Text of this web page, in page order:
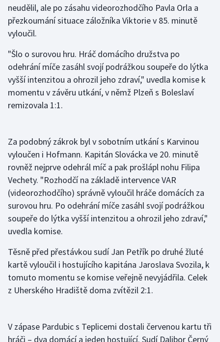
Krasobruslení
Lyže a snowboard
Moderní pětiboj
Olympijské hry
Parasport
Plavání
Plážový volejbal
Ragby
Rychlobruslení
Rychlostní kanoistika
Sportovní střelba
neudělil, ale po zásahu videorozhodčího Pavla Orla a
přezkoumání situace záložníka Viktorie v 85. minutě
vyloučil.
"Šlo o surovou hru. Hráč domácího družstva po
odehrání míče zasáhl svojí podrážkou soupeře do lýtka
vyšší intenzitou a ohrozil jeho zdraví," uvedla komise k
momentu v závěru utkání, v němž Plzeň s Boleslaví
remizovala 1:1.
Za podobný zákrok byl v sobotním utkání s Karvinou
vyloučen i Hofmann. Kapitán Slovácka ve 20. minutě
rovněž nejprve odehrál míč a pak prošlápl nohu Filipa
Vechety. "Rozhodčí na základě intervence VAR
(videorozhodčího) správně vyloučil hráče domácích za
surovou hru. Po odehrání míče zasáhl svojí podrážkou
soupeře do lýtka vyšší intenzitou a ohrozil jeho zdraví,"
uvedla komise.
Těsně před přestávkou sudí Jan Petřík po druhé žluté
kartě vyloučil i hostujícího kapitána Jaroslava Svozila, k
tomuto momentu se komise veřejně nevyjádřila. Celek
z Uherského Hradiště doma zvítězil 2:1.
V zápase Pardubic s Teplicemi dostali červenou kartu tři
hráči – dva domácí a jeden hostující. Sudí Dalibor Černý